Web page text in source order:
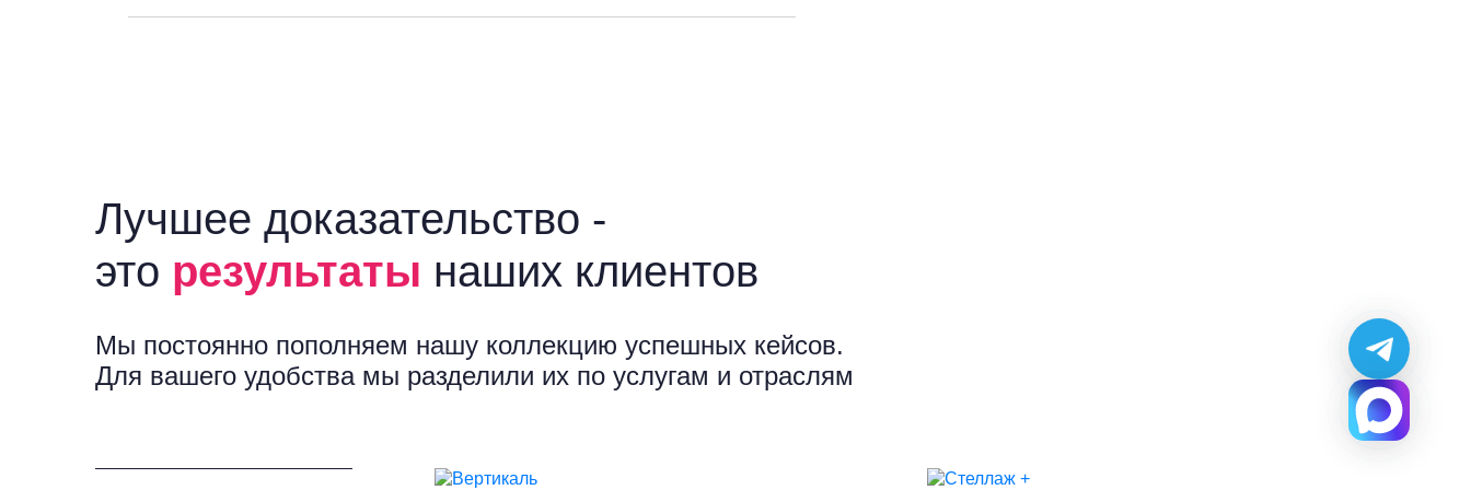
Лучшее доказательство -
это результаты наших клиентов
Мы постоянно пополняем нашу коллекцию успешных кейсов.
Для вашего удобства мы разделили их по услугам и отраслям